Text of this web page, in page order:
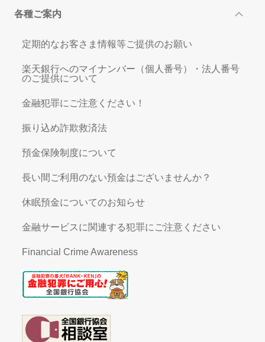
各種ご案内
定期的なお客さま情報等ご提供のお願い
楽天銀行へのマイナンバー（個人番号）・法人番号
のご提供について
金融犯罪にご注意ください！
振り込め詐欺救済法
預金保険制度について
長い間ご利用のない預金はございませんか？
休眠預金についてのお知らせ
金融サービスに関連する犯罪にご注意ください
Financial Crime Awareness